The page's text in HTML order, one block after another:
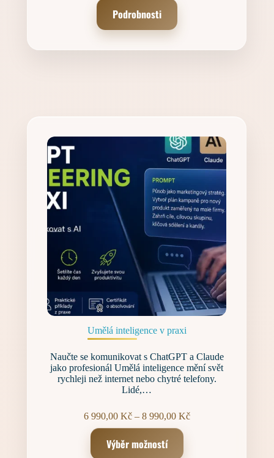
Podrobnosti
Umělá inteligence v praxi
Naučte se komunikovat s ChatGPT a Claude
jako profesionál Umělá inteligence mění svět
rychleji než internet nebo chytré telefony.
Lidé,…
6 990,00 Kč – 8 990,00 KčRozpětí
Výběr možností
produkt